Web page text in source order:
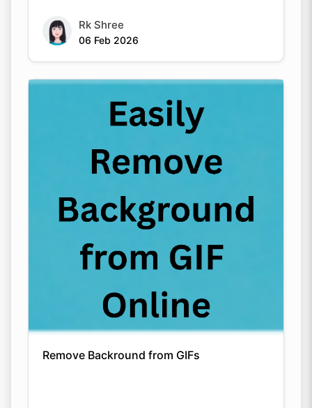
Rk Shree
06 Feb 2026
Remove Backround from GIFs